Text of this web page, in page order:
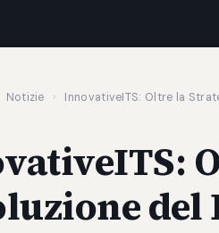
Notizie › InnovativeITS: Oltre la
del